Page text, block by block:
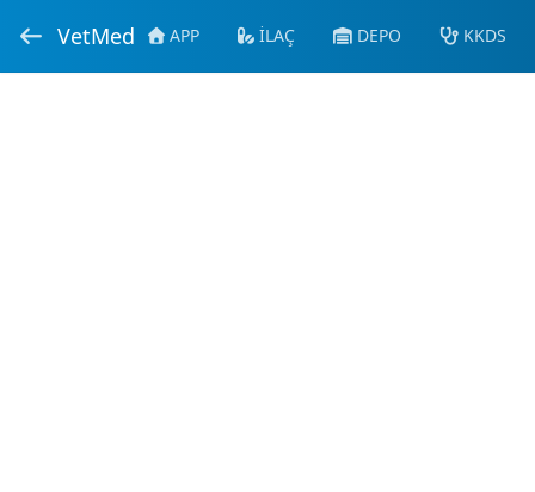
VetMed APP İLAÇ DEPO KKDS